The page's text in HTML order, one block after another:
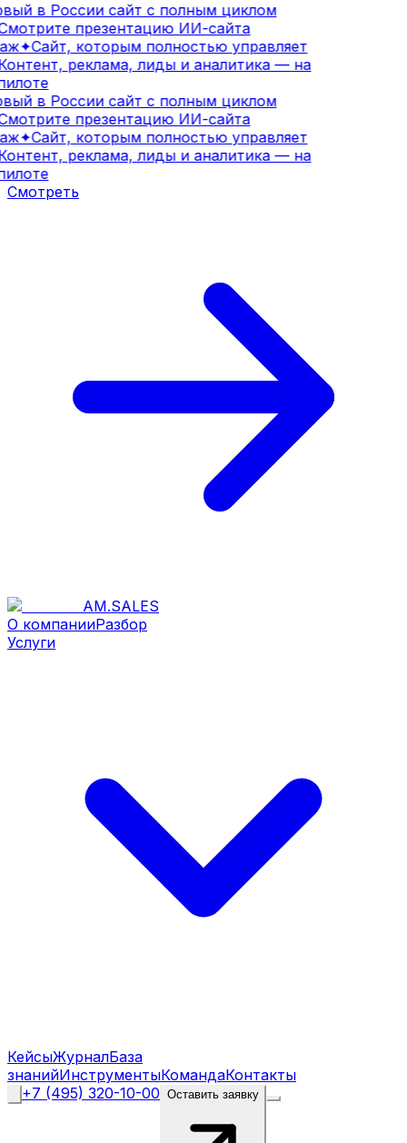
в России сайт с полным циклом
презентацию ИИ-сайта
✦Сайт, которым полностью управляет
реклама, лиды и аналитика — на
в России сайт с полным циклом
презентацию ИИ-сайта
✦Сайт, которым полностью управляет
реклама, лиды и аналитика — на
Смотреть
AM.SALES
О компанииРазбор
Услуги
КейсыЖурналБаза
знанийИнструментыКомандаКонтакты
+7 (495) 320-10-00 Оставить заявку